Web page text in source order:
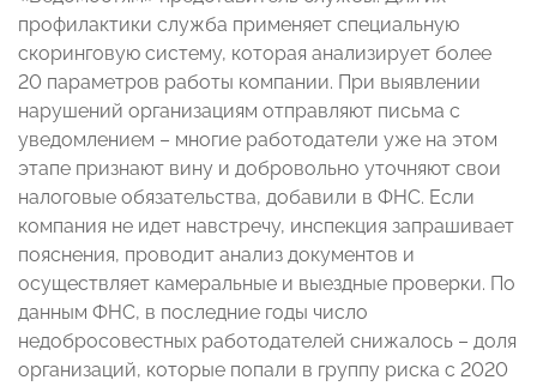
профилактики служба применяет специальную
скоринговую систему, которая анализирует более
20 параметров работы компании. При выявлении
нарушений организациям отправляют письма с
уведомлением – многие работодатели уже на этом
этапе признают вину и добровольно уточняют свои
налоговые обязательства, добавили в ФНС. Если
компания не идет навстречу, инспекция запрашивает
пояснения, проводит анализ документов и
осуществляет камеральные и выездные проверки. По
данным ФНС, в последние годы число
недобросовестных работодателей снижалось – доля
организаций, которые попали в группу риска с 2020